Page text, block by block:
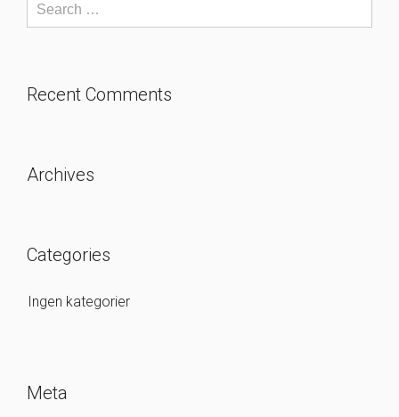
Recent Comments
Archives
Categories
Ingen kategorier
Meta